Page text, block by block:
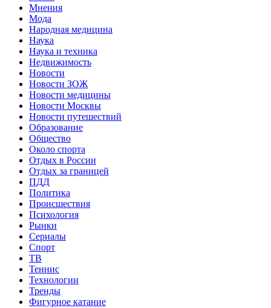
Мнения
Мода
Народная медицина
Наука
Наука и техника
Недвижимость
Новости
Новости ЗОЖ
Новости медицины
Новости Москвы
Новости путешествий
Образование
Общество
Около спорта
Отдых в России
Отдых за границей
ПДД
Политика
Происшествия
Психология
Рынки
Сериалы
Спорт
ТВ
Теннис
Технологии
Тренды
Фигурное катание